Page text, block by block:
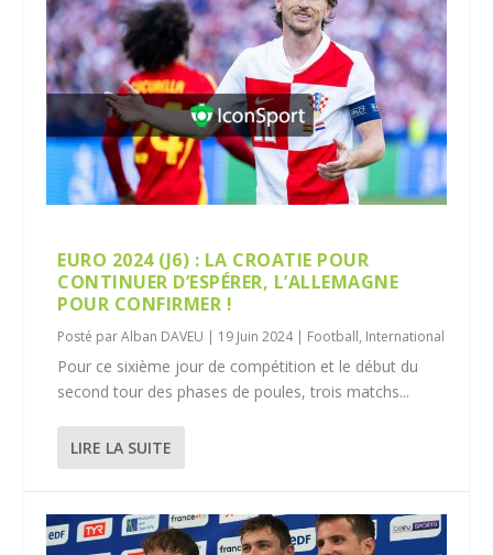
EURO 2024 (J6) : LA CROATIE POUR
CONTINUER D’ESPÉRER, L’ALLEMAGNE
POUR CONFIRMER !
Posté parAlban DAVEU | 19 Juin 2024| Football, International
Pour ce sixième jour de compétition et le début du
second tour des phases de poules, trois matchs...
LIRE LA SUITE